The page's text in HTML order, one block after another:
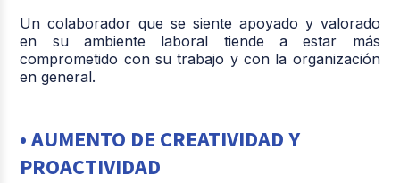
Un colaborador que se siente apoyado y valorado
en su ambiente laboral tiende a estar más
comprometido con su trabajo y con la organización
en general.
• AUMENTO DE CREATIVIDAD Y
PROACTIVIDAD